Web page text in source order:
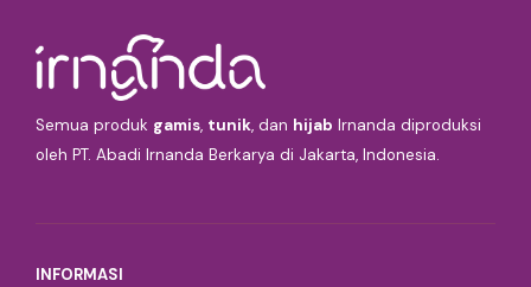
Semua produk gamis, tunik, dan hijab Irnanda diproduksi
oleh PT. Abadi Irnanda Berkarya di Jakarta, Indonesia.
INFORMASI